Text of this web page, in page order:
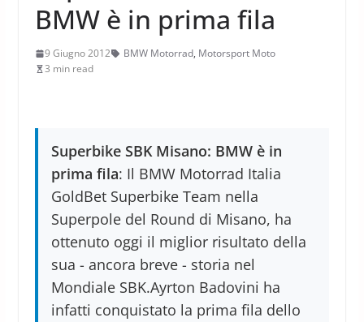
BMW è in prima fila
9 Giugno 2012 BMW Motorrad, Motorsport Moto
3 min read
Superbike SBK Misano: BMW è in
prima fila: Il BMW Motorrad Italia
GoldBet Superbike Team nella
Superpole del Round di Misano, ha
ottenuto oggi il miglior risultato della
sua - ancora breve - storia nel
Mondiale SBK.Ayrton Badovini ha
infatti conquistato la prima fila dello